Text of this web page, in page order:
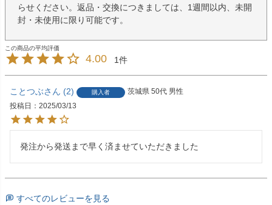
らせください。返品・交換につきましては、1週間以内、未開
封・未使用に限り可能です。
4.00 1
ことつぶ 2 購入者 茨城県 50代 男性
投稿日
2025/03/13
発注から発送まで早く済ませていただきました
すべてのレビューを見る